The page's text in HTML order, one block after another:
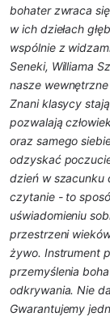
bohater zwraca
w ich dziełach
wspólnie z
Seneki, Williama
nasze
Znani klasycy
pozwalają
oraz samego
odzyskać
dzień w szacunku
czytanie - to
uświadomieniu
przestrzeni
żywo. Instrument
przemyślenia
odkrywania. Nie
Gwarantujemy